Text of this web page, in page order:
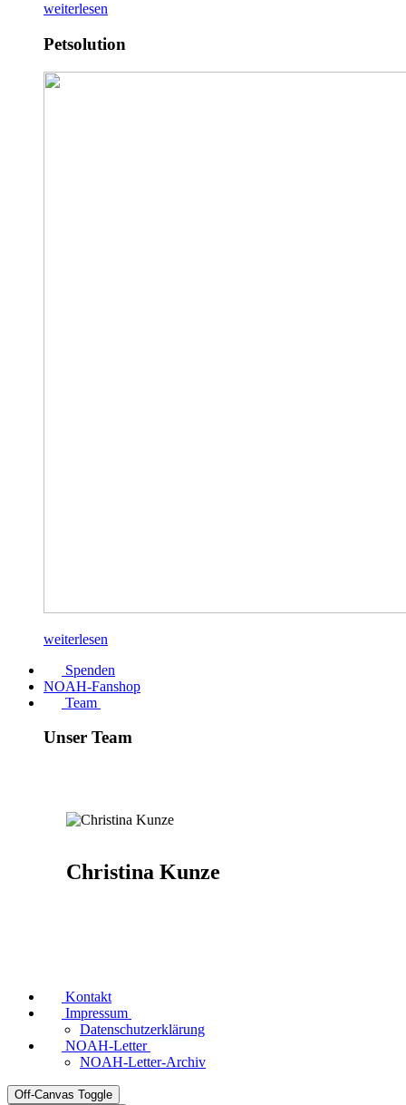
weiterlesen
Petsolution
weiterlesen
Spenden
NOAH-Fanshop
Team
Unser Team
Christina Kunze
Kontakt
Impressum
Datenschutzerklärung
NOAH-Letter
NOAH-Letter-Archiv
Off-Canvas Toggle